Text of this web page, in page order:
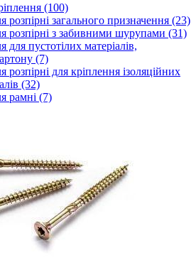
(100)
розпірні загального призначення (23)
розпірні з забивними шурупами (31)
для пустотілих матеріалів,
(7)
розпірні для кріплення ізоляційних
(32)
рамні (7)